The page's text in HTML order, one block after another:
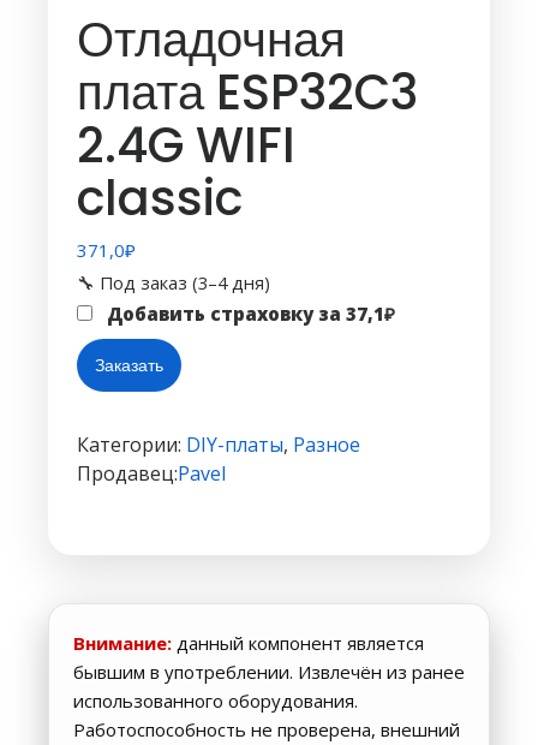
Отладочная
плата ESP32C3
2.4G WIFI
classic
371,0₽
🔧 Под заказ (3–4 дня)
Добавить страховку за 37,1₽
Количество
товара
плата
ESP32C3
classic
Заказать
Категории: DIY-платы, Разное
Продавец:Pavel
Внимание: данный компонент является
бывшим в употреблении. Извлечён из ранее
использованного оборудования.
Работоспособность не проверена, внешний